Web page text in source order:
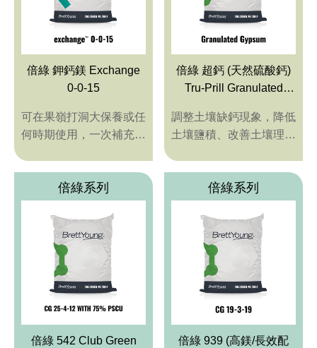
倍綠 鉀鈣鎂 Exchange
0-0-15
可在果嶺打洞大保養或任
何時期使用，一次補充砂
鈣、鎂元素
倍綠 超鈣 (天然硫酸鈣)
Tru-Prill Granulated
調整土壤缺鈣現象，降低
土壤鹽積、改善土壤理化
物的繁衍。
倍綠系列
倍綠 542 Club Green
倍綠系列
倍綠 939 (高鎂/長效配